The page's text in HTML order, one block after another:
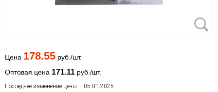
Цена 178.55 руб./шт.
Оптовая цена 171.11 руб./шт.
Последнее изменение цены – 05.01.2025